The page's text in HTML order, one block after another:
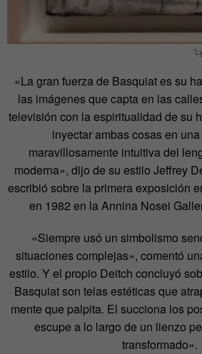
«La gran fuerza de Basquiat es su
las imágenes que capta en las
televisión con la espiritualidad de su
inyectar ambas cosas en
maravillosamente intuitiva del
moderna», dijo de su estilo Jeffrey
escribió sobre la primera exposición
en 1982 en la Annina Nosei
«Siempre usó un simbolismo
situaciones complejas», comentó
estilo. Y el propio Deitch concluyó
Basquiat son telas estéticas que
mente que palpita. El succiona los
escupe a lo largo de un lienzo
transformado».